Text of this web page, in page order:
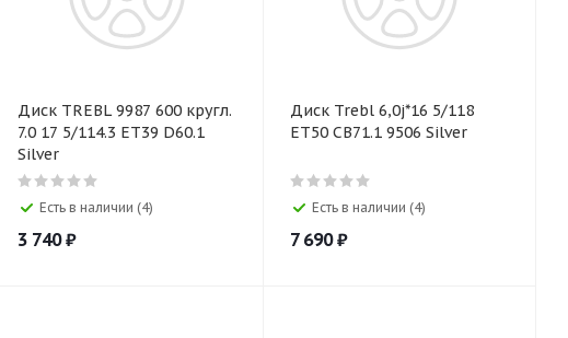
Диск TREBL 9987 600 кругл.
7.0 17 5/114.3 ET39 D60.1
Silver
Есть в наличии (4)
3 740₽
Диск Trebl 6,0j*16 5/118
ET50 CB71.1 9506 Silver
Есть в наличии (4)
7 690₽